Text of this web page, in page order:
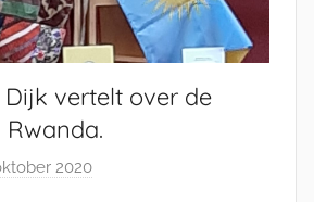
vertelt over de
2020